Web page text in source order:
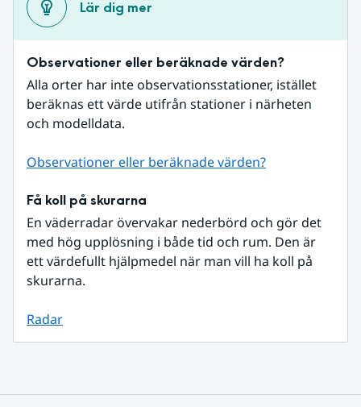
Lär dig mer
Observationer eller beräknade värden?
Alla orter har inte observationsstationer, istället
beräknas ett värde utifrån stationer i närheten
och modelldata.
Observationer eller beräknade värden?
Få koll på skurarna
En väderradar övervakar nederbörd och gör det
med hög upplösning i både tid och rum. Den är
ett värdefullt hjälpmedel när man vill ha koll på
skurarna.
Radar